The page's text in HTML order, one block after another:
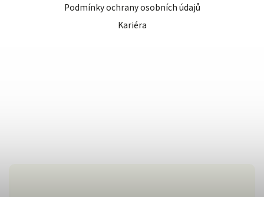
Podmínky ochrany osobních údajů
Kariéra